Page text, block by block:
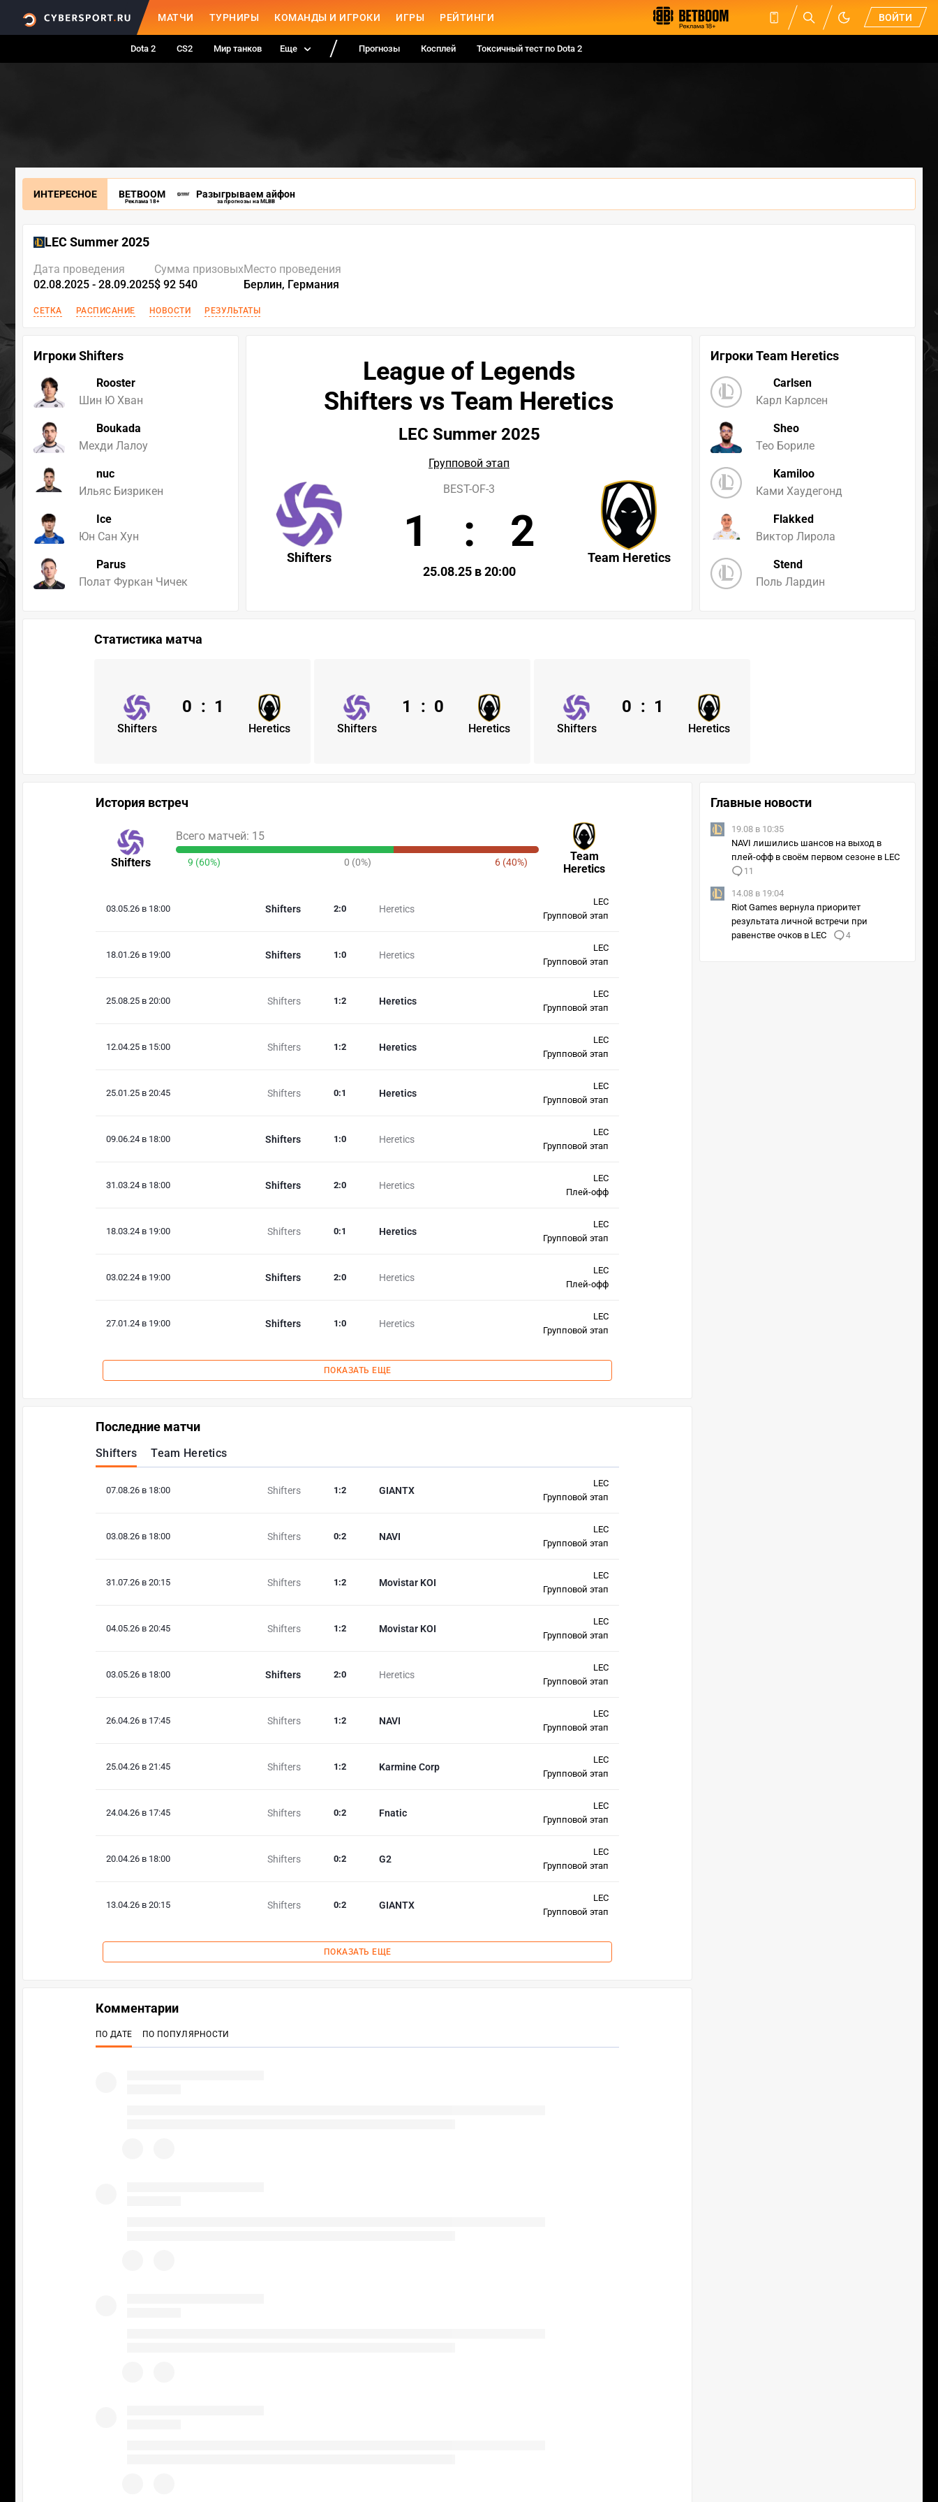
МАТЧИ ТУРНИРЫ КОМАНДЫ И ИГРОКИ ИГРЫ РЕЙТИНГИ ВОЙТИ
Dota 2 CS2 Мир танков Еще Прогнозы Косплей Токсичный тест по Dota 2
ИНТЕРЕСНОЕ BETBOOM
Реклама 18+
Разыгрываем айфон
за прогнозы на MLBB
LEC Summer 2025
Дата проведения
02.08.2025 - 28.09.2025
Сумма призовых
$ 92 540
Место проведения
Берлин, Германия
СЕТКА РАСПИСАНИЕ НОВОСТИ РЕЗУЛЬТАТЫ
Игроки Shifters
Rooster
Шин Ю Хван
Boukada
Мехди Лалоу
nuc
Ильяс Бизрикен
Ice
Юн Сан Хун
Parus
Полат Фуркан Чичек
Игроки Team Heretics
Carlsen
Карл Карлсен
Sheo
Тео Бориле
Kamiloo
Ками Хаудегонд
Flakked
Виктор Лирола
Stend
Поль Лардин
League of Legends
Shifters vs Team Heretics
LEC Summer 2025
Групповой этап
Shifters Team Heretics
BEST-OF-3
1 : 2
25.08.25 в 20:00
Статистика матча
Shifters Heretics
0 : 1
Shifters Heretics
1 : 0
Shifters Heretics
0 : 1
История встреч
Shifters
Team
Heretics
Всего матчей: 15
9 (60%) 0 (0%) 6 (40%)
03.05.26 в 18:00 Shifters Heretics
2:0
LEC
Групповой этап
18.01.26 в 19:00 Shifters Heretics
1 :0
LEC
Групповой этап
25.08.25 в 20:00 Shifters Heretics
1 :2
LEC
Групповой этап
12.04.25 в 15:00 Shifters Heretics
1 :2
LEC
Групповой этап
25.01.25 в 20:45 Shifters Heretics
0:1
LEC
Групповой этап
09.06.24 в 18:00 Shifters Heretics
1 :0
LEC
Групповой этап
31.03.24 в 18:00 Shifters Heretics
2:0
LEC
Плей-офф
18.03.24 в 19:00 Shifters Heretics
0:1
LEC
Групповой этап
03.02.24 в 19:00 Shifters Heretics
2:0
LEC
Плей-офф
27.01.24 в 19:00 Shifters Heretics
1 :0
LEC
Групповой этап
ПОКАЗАТЬ ЕЩЕ
Последние матчи
Shifters Team Heretics
07.08.26 в 18:00 Shifters GIANTX
1 :2
LEC
Групповой этап
03.08.26 в 18:00 Shifters NAVI
0:2
LEC
Групповой этап
31.07.26 в 20:15 Shifters Movistar KOI
1 :2
LEC
Групповой этап
04.05.26 в 20:45 Shifters Movistar KOI
1 :2
LEC
Групповой этап
03.05.26 в 18:00 Shifters Heretics
2:0
LEC
Групповой этап
26.04.26 в 17:45 Shifters NAVI
1 :2
LEC
Групповой этап
25.04.26 в 21:45 Shifters Karmine Corp
1 :2
LEC
Групповой этап
24.04.26 в 17:45 Shifters Fnatic
0:2
LEC
Групповой этап
20.04.26 в 18:00 Shifters G2
0:2
LEC
Групповой этап
13.04.26 в 20:15 Shifters GIANTX
0:2
LEC
Групповой этап
ПОКАЗАТЬ ЕЩЕ
Главные новости
19.08 в 10:35
NAVI лишились шансов на выход в
плей-офф в своём первом сезоне в LEC
11
14.08 в 19:04
Riot Games вернула приоритет
результата личной встречи при
равенстве очков в LEC
4
Комментарии
ПО ДАТЕ ПО ПОПУЛЯРНОСТИ